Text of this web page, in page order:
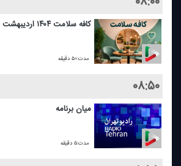
كافه سلامت ۱۴۰۴ اردیبهشت
مدت:۵۰ دقیقه
۰۸:۵۰
میان برنامه
مدت:۵ دقیقه